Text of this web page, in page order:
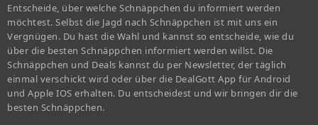
Entscheide, über welche Schnäppchen du informiert werden
möchtest. Selbst die Jagd nach Schnäppchen ist mit uns ein
Vergnügen. Du hast die Wahl und kannst so entscheide, wie du
über die besten Schnäppchen informiert werden willst. Die
Schnäppchen und Deals kannst du per Newsletter, der täglich
einmal verschickt wird oder über die DealGott App für Android
und Apple IOS erhalten. Du entscheidest und wir bringen dir die
besten Schnäppchen.